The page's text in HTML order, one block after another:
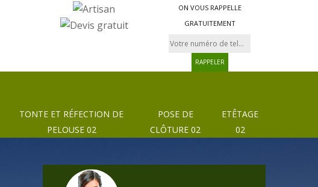
ON VOUS RAPPELLE
GRATUITEMENT
TONTE ET RÉFECTION DE
PELOUSE 02
POSE DE
CLÔTURE 02
ETÊTAGE
02